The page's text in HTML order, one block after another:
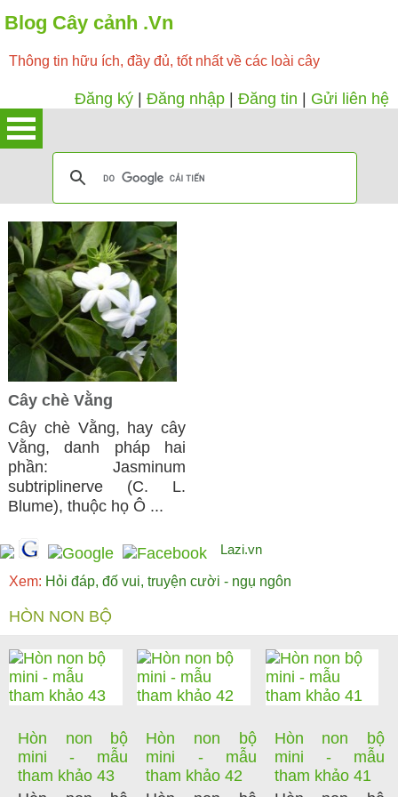
Blog Cây cảnh .Vn
Thông tin hữu ích, đầy đủ, tốt nhất về các loài cây
Đăng ký Đăng nhập Đăng tin Gửi liên hệ
Cây chè Vằng
Cây chè Vằng, hay cây
Vằng, danh pháp hai
phần: Jasminum
subtriplinerve (C. L.
Blume), thuộc họ Ô ...
Lazi.vn
Xem: Hỏi đáp, đố vui, truyện cười - ngụ ngôn
HÒN NON BỘ
Hòn non bộ
mini - mẫu
tham khảo 43
Hòn non bộ
mini - mẫu
tham khảo 42
Hòn non bộ
mini - mẫu
tham khảo 41